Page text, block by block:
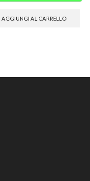
AGGIUNGI AL CARRELLO